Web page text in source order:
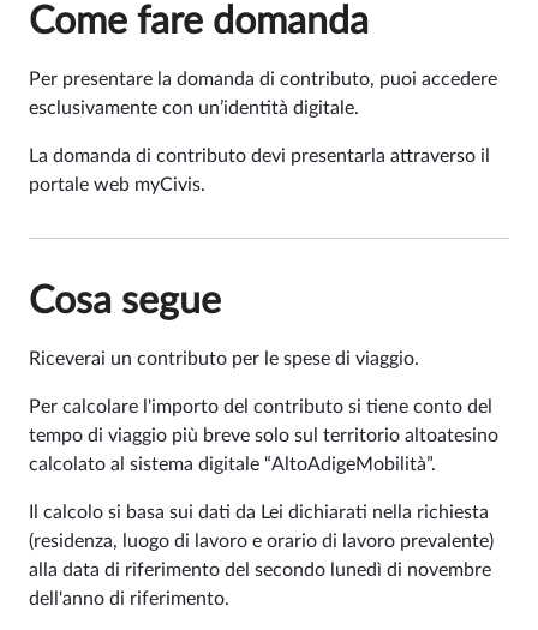
Come fare domanda
Per presentare la domanda di contributo, puoi accedere
esclusivamente con un’identità digitale.
La domanda di contributo devi presentarla attraverso il
portale web myCivis.
Cosa segue
Riceverai un contributo per le spese di viaggio.
Per calcolare l'importo del contributo si tiene conto del
tempo di viaggio più breve solo sul territorio altoatesino
calcolato al sistema digitale “AltoAdigeMobilità”.
Il calcolo si basa sui dati da Lei dichiarati nella richiesta
(residenza, luogo di lavoro e orario di lavoro prevalente)
alla data di riferimento del secondo lunedì di novembre
dell'anno di riferimento.